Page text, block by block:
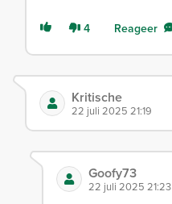
4 Reageer
Kritische
22 juli 2025 21:19
Goofy73
22 juli 2025 21:23